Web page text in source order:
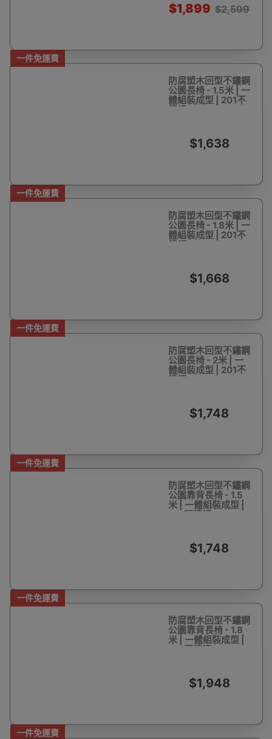
$1,899 $2,599
一件免運費
防腐塑木回型不鏽鋼
公園長椅 - 1.5米 | 一
體組裝成型 | 201不
鏽鋼
$1,638
一件免運費
防腐塑木回型不鏽鋼
公園長椅 - 1.8米 | 一
體組裝成型 | 201不
鏽鋼
$1,668
一件免運費
防腐塑木回型不鏽鋼
公園長椅 - 2米 | 一
體組裝成型 | 201不
鏽鋼
$1,748
一件免運費
防腐塑木回型不鏽鋼
公園靠背長椅 - 1.5
米 | 一體組裝成型 |
201不鏽鋼
$1,748
一件免運費
防腐塑木回型不鏽鋼
公園靠背長椅 - 1.8
米 | 一體組裝成型 |
201不鏽鋼
$1,948
一件免運費